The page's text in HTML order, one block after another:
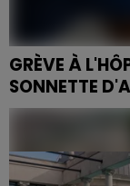
GRÈVE À
SONNETTE
Salaires au
repoussée :
hospitalière de
mercredi...